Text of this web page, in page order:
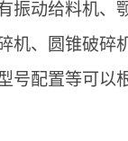
振动给料机、
机、圆锥破碎
号配置等可以